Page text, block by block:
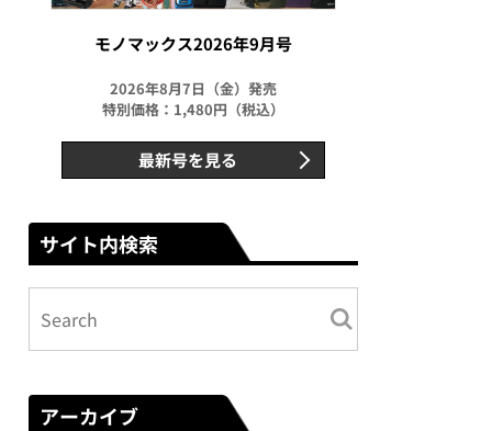
モノマックス2026年9月号
2026年8月7日（金）発売
特別価格：1,480円（税込）
最新号を見る
サイト内検索
アーカイブ